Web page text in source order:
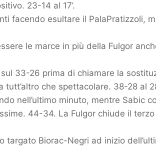
23-14 al 17’.
facendo esultare il PalaPratizzoli,
le marce in più della Fulgor
33-26 prima di chiamare la
che spettacolare. 38-28 al
nell’ultimo minuto, mentre
44-34. La Fulgor chiude il
targato Biorac-Negri ad inizio